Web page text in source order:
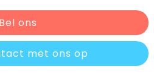
Bel ons
met ons op